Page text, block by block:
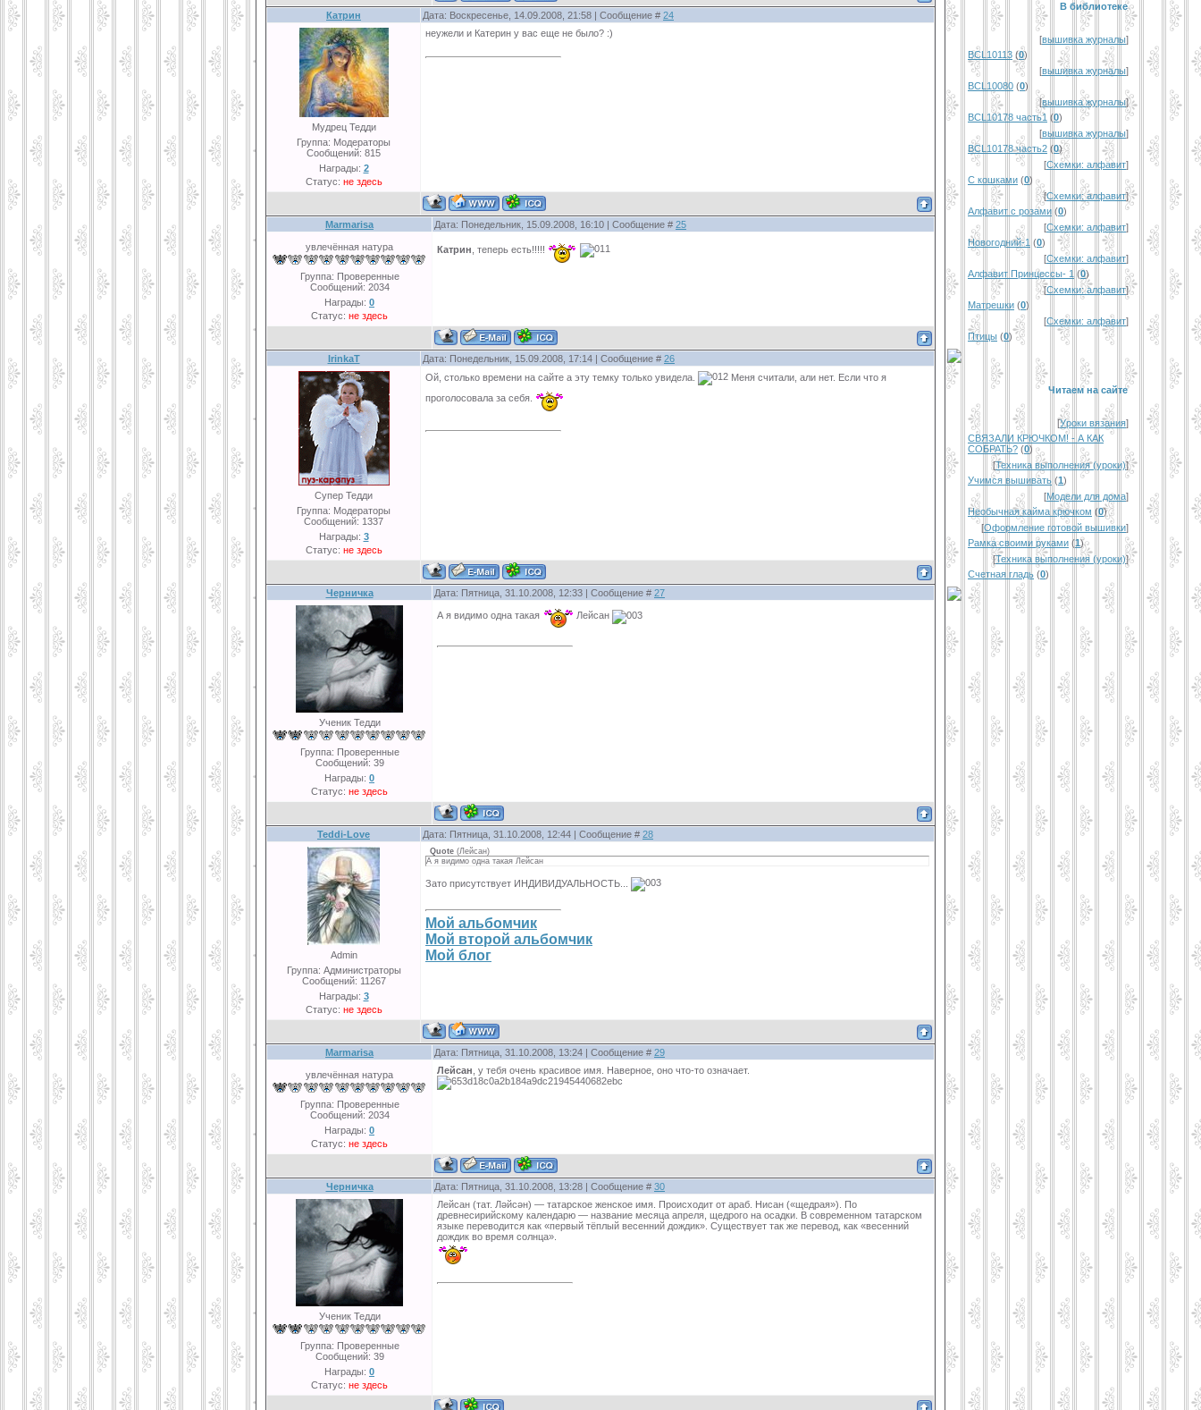
Катрин Дата: Воскресенье, 14.09.2008, 21:58 | Сообщение # 24
Мудрец Тедди
Группа: Модераторы
Сообщений: 815
Награды: 2
Статус: не здесь
неужели и Катерин у вас еще не было? :)
Marmarisa Дата: Понедельник, 15.09.2008, 16:10 | Сообщение # 25
увлечённая натура
Группа: Проверенные
Сообщений: 2034
Награды: 0
Статус: не здесь
Катрин , теперь есть!!!!!
IrinkaT Дата: Понедельник, 15.09.2008, 17:14 | Сообщение # 26
Супер Тедди
Группа: Модераторы
Сообщений: 1337
Награды: 3
Статус: не здесь
Ой, столько времени на сайте а эту темку только увидела.
Меня считали, али нет. Если что я
проголосовала за себя.
Черничка Дата: Пятница, 31.10.2008, 12:33 | Сообщение # 27
Ученик Тедди
Группа: Проверенные
Сообщений: 39
Награды: 0
Статус: не здесь
А я видимо одна такая Лейсан
Teddi-Love Дата: Пятница, 31.10.2008, 12:44 | Сообщение # 28
Admin
Группа: Администраторы
Сообщений: 11267
Награды: 3
Статус: не здесь
Quote (Лейсан)
А я видимо одна такая Лейсан
Зато присутствует ИНДИВИДУАЛЬНОСТЬ...
Мой альбомчик
Мой второй альбомчик
Мой блог
Marmarisa Дата: Пятница, 31.10.2008, 13:24 | Сообщение # 29
увлечённая натура
Группа: Проверенные
Сообщений: 2034
Награды: 0
Статус: не здесь
Лейсан , у тебя очень красивое имя. Наверное, оно что-то означает.
Черничка Дата: Пятница, 31.10.2008, 13:28 | Сообщение # 30
Ученик Тедди
Группа: Проверенные
Сообщений: 39
Награды: 0
Статус: не здесь
Лейсан (тат. Ләйсән) — татарское женское имя. Происходит от араб. Нисан («щедрая»). По
древнесирийскому календарю — название месяца апреля, щедрого на осадки. В современном татарском
языке переводится как «первый тёплый весенний дождик». Существует так же перевод, как «весенний
дождик во время солнца».
В библиотеке
[вышивка журналы]
BCL10113 (0)
[вышивка журналы]
BCL10080 (0)
[вышивка журналы]
BCL10178 часть1 (0)
[вышивка журналы]
BCL10178 часть2 (0)
[Схемки: алфавит]
С кошками (0)
[Схемки: алфавит]
Алфавит с розами (0)
[Схемки: алфавит]
Новогодний-1 (0)
[Схемки: алфавит]
Алфавит Принцессы- 1 (0)
[Схемки: алфавит]
Матрешки (0)
[Схемки: алфавит]
Птицы (0)
Читаем на сайте
[Уроки вязания]
СВЯЗАЛИ КРЮЧКОМ! - А КАК
СОБРАТЬ? (0)
[Техника выполнения (уроки)]
Учимся вышивать (1)
[Модели для дома]
Необычная кайма крючком (0)
[Оформление готовой вышивки]
Рамка своими руками (1)
[Техника выполнения (уроки)]
Счетная гладь (0)